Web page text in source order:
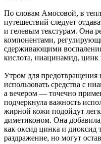
По словам Амосовой, в
путешествий следует
и гелевым текстурам. Она
компонентами,
сдерживающими
кислота, ниацинамид, цинк
Утром для предотвращения
использовать средства с
а вечером — точечно
подчеркнула важность
жирной кожи подойдут
диметиконом. Она
как оксид цинка и диоксид
раздражение, но могут